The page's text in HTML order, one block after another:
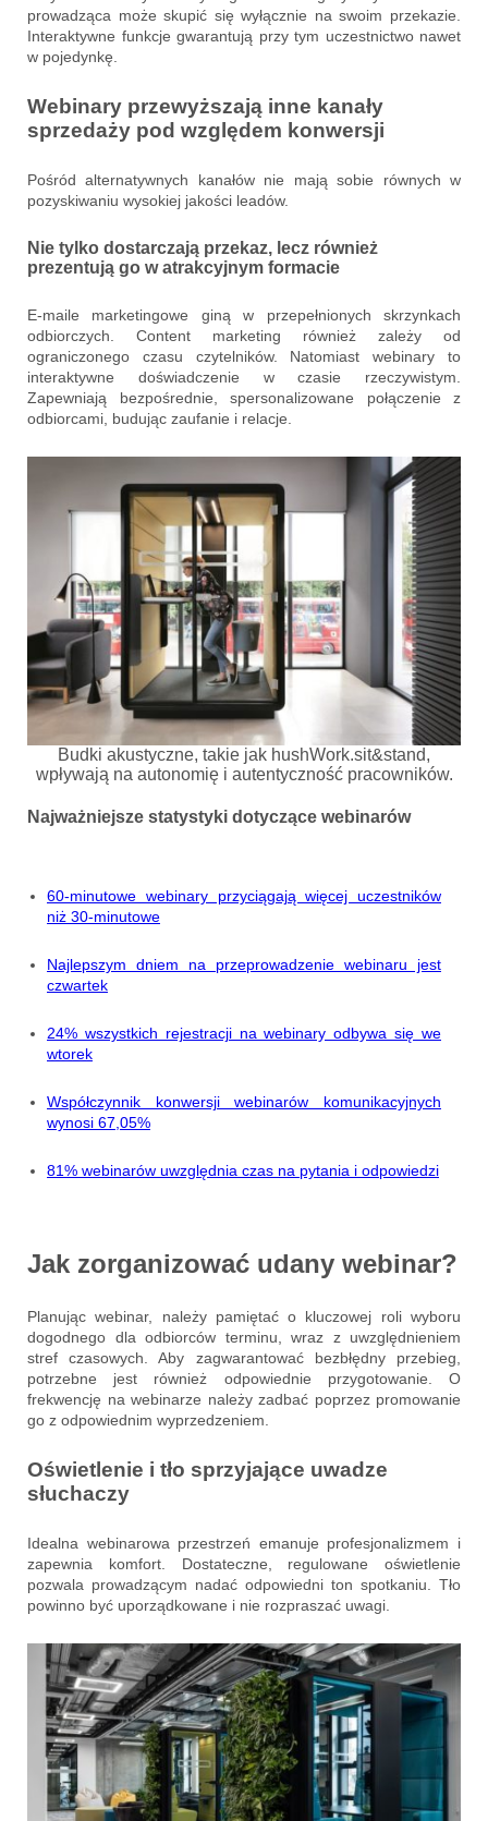
prowadząca może skupić się wyłącznie na swoim przekazie.
Interaktywne funkcje gwarantują przy tym uczestnictwo nawet
w pojedynkę.
Webinary przewyższają inne kanały
sprzedaży pod względem konwersji
Pośród alternatywnych kanałów nie mają sobie równych w
pozyskiwaniu wysokiej jakości leadów.
Nie tylko dostarczają przekaz, lecz również
prezentują go w atrakcyjnym formacie
E-maile marketingowe giną w przepełnionych skrzynkach
odbiorczych. Content marketing również zależy od
ograniczonego czasu czytelników. Natomiast webinary to
interaktywne doświadczenie w czasie rzeczywistym.
Zapewniają bezpośrednie, spersonalizowane połączenie z
odbiorcami, budując zaufanie i relacje.
Budki akustyczne, takie jak hushWork.sit&stand,
wpływają na autonomię i autentyczność pracowników.
Najważniejsze statystyki dotyczące webinarów
60-minutowe webinary przyciągają więcej uczestników
niż 30-minutowe
Najlepszym dniem na przeprowadzenie webinaru jest
czwartek
24% wszystkich rejestracji na webinary odbywa się we
wtorek
Współczynnik konwersji webinarów komunikacyjnych
wynosi 67,05%
81% webinarów uwzględnia czas na pytania i odpowiedzi
Jak zorganizować udany webinar?
Planując webinar, należy pamiętać o kluczowej roli wyboru
dogodnego dla odbiorców terminu, wraz z uwzględnieniem
stref czasowych. Aby zagwarantować bezbłędny przebieg,
potrzebne jest również odpowiednie przygotowanie. O
frekwencję na webinarze należy zadbać poprzez promowanie
go z odpowiednim wyprzedzeniem.
Oświetlenie i tło sprzyjające uwadze
słuchaczy
Idealna webinarowa przestrzeń emanuje profesjonalizmem i
zapewnia komfort. Dostateczne, regulowane oświetlenie
pozwala prowadzącym nadać odpowiedni ton spotkaniu. Tło
powinno być uporządkowane i nie rozpraszać uwagi.